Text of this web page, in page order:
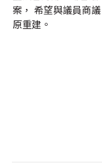
案， 希望與議員商
原重建。